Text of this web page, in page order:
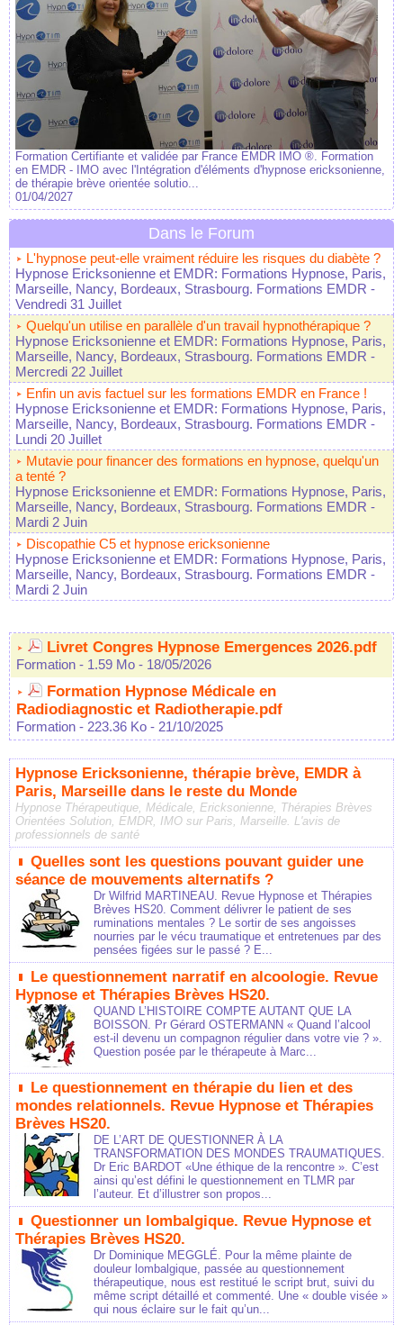
Formation Certifiante et validée par France EMDR IMO ®. Formation
en EMDR - IMO avec l'Intégration d'éléments d'hypnose ericksonienne,
de thérapie brève orientée solutio...
01/04/2027
Dans le Forum
L'hypnose peut-elle vraiment réduire les risques du diabète ?
Hypnose Ericksonienne et EMDR: Formations Hypnose, Paris,
Marseille, Nancy, Bordeaux, Strasbourg. Formations EMDR -
Vendredi 31 Juillet
Quelqu'un utilise en parallèle d'un travail hypnothérapique ?
Hypnose Ericksonienne et EMDR: Formations Hypnose, Paris,
Marseille, Nancy, Bordeaux, Strasbourg. Formations EMDR -
Mercredi 22 Juillet
Enfin un avis factuel sur les formations EMDR en France !
Hypnose Ericksonienne et EMDR: Formations Hypnose, Paris,
Marseille, Nancy, Bordeaux, Strasbourg. Formations EMDR -
Lundi 20 Juillet
Mutavie pour financer des formations en hypnose, quelqu'un
a tenté ?
Hypnose Ericksonienne et EMDR: Formations Hypnose, Paris,
Marseille, Nancy, Bordeaux, Strasbourg. Formations EMDR -
Mardi 2 Juin
Discopathie C5 et hypnose ericksonienne
Hypnose Ericksonienne et EMDR: Formations Hypnose, Paris,
Marseille, Nancy, Bordeaux, Strasbourg. Formations EMDR -
Mardi 2 Juin
Livret Congres Hypnose Emergences 2026.pdf
Formation - 1.59 Mo - 18/05/2026
Formation Hypnose Médicale en
Radiodiagnostic et Radiotherapie.pdf
Formation - 223.36 Ko - 21/10/2025
Hypnose Ericksonienne, thérapie brève, EMDR à
Paris, Marseille dans le reste du Monde
Hypnose Thérapeutique, Médicale, Ericksonienne, Thérapies Brèves
Orientées Solution, EMDR, IMO sur Paris, Marseille. L'avis de
professionnels de santé
Quelles sont les questions pouvant guider une
séance de mouvements alternatifs ?
Dr Wilfrid MARTINEAU. Revue Hypnose et Thérapies
Brèves HS20. Comment délivrer le patient de ses
ruminations mentales ? Le sortir de ses angoisses
nourries par le vécu traumatique et entretenues par des
pensées figées sur le passé ? E...
Le questionnement narratif en alcoologie. Revue
Hypnose et Thérapies Brèves HS20.
QUAND L’HISTOIRE COMPTE AUTANT QUE LA
BOISSON. Pr Gérard OSTERMANN « Quand l’alcool
est-il devenu un compagnon régulier dans votre vie ? ».
Question posée par le thérapeute à Marc...
Le questionnement en thérapie du lien et des
mondes relationnels. Revue Hypnose et Thérapies
Brèves HS20.
DE L’ART DE QUESTIONNER À LA
TRANSFORMATION DES MONDES TRAUMATIQUES.
Dr Eric BARDOT «Une éthique de la rencontre ». C’est
ainsi qu’est défini le questionnement en TLMR par
l’auteur. Et d’illustrer son propos...
Questionner un lombalgique. Revue Hypnose et
Thérapies Brèves HS20.
Dr Dominique MEGGLÉ. Pour la même plainte de
douleur lombalgique, passée au questionnement
thérapeutique, nous est restitué le script brut, suivi du
même script détaillé et commenté. Une « double visée »
qui nous éclaire sur le fait qu’un...